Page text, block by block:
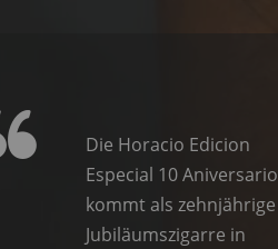
Die Horacio Edicion
Especial 10 Aniversario
kommt als zehnjährige
Jubiläumszigarre in